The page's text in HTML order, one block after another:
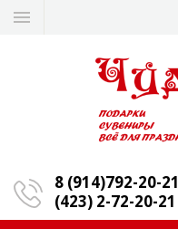
8 (914)792-20-21
(423) 2-72-20-21